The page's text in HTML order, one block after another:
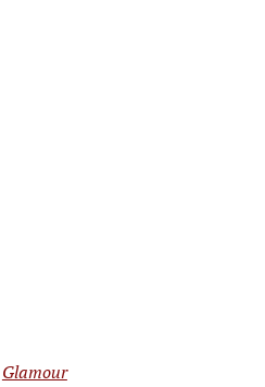
Glamour